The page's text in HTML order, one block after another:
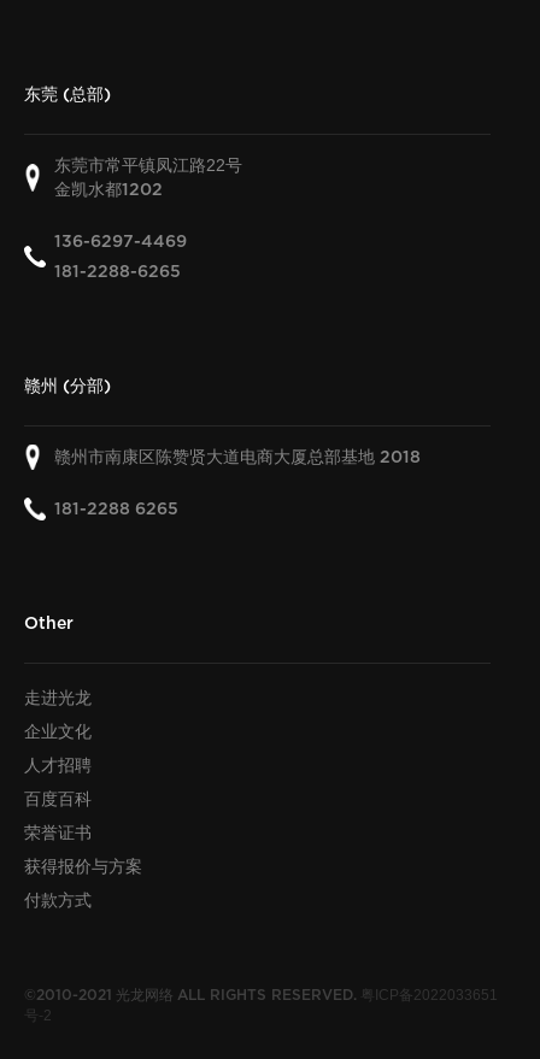
东莞 (总部)
东莞市常平镇凤江路22号
金凯水都1202
136-6297-4469
181-2288-6265
赣州 (分部)
赣州市南康区陈赞贤大道电商大厦总部基地 2018
181-2288 6265
Other
走进光龙
企业文化
人才招聘
百度百科
荣誉证书
获得报价与方案
付款方式
©2010-2021 光龙网络 ALL RIGHTS RESERVED. 粤ICP备2022033651
号-2